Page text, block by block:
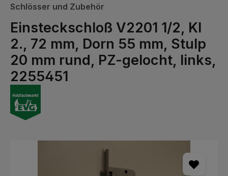
Schlösser und Zubehör
Einsteckschloß V2201 1/2, Kl
2., 72 mm, Dorn 55 mm, Stulp
20 mm rund, PZ-gelocht, links,
2255451